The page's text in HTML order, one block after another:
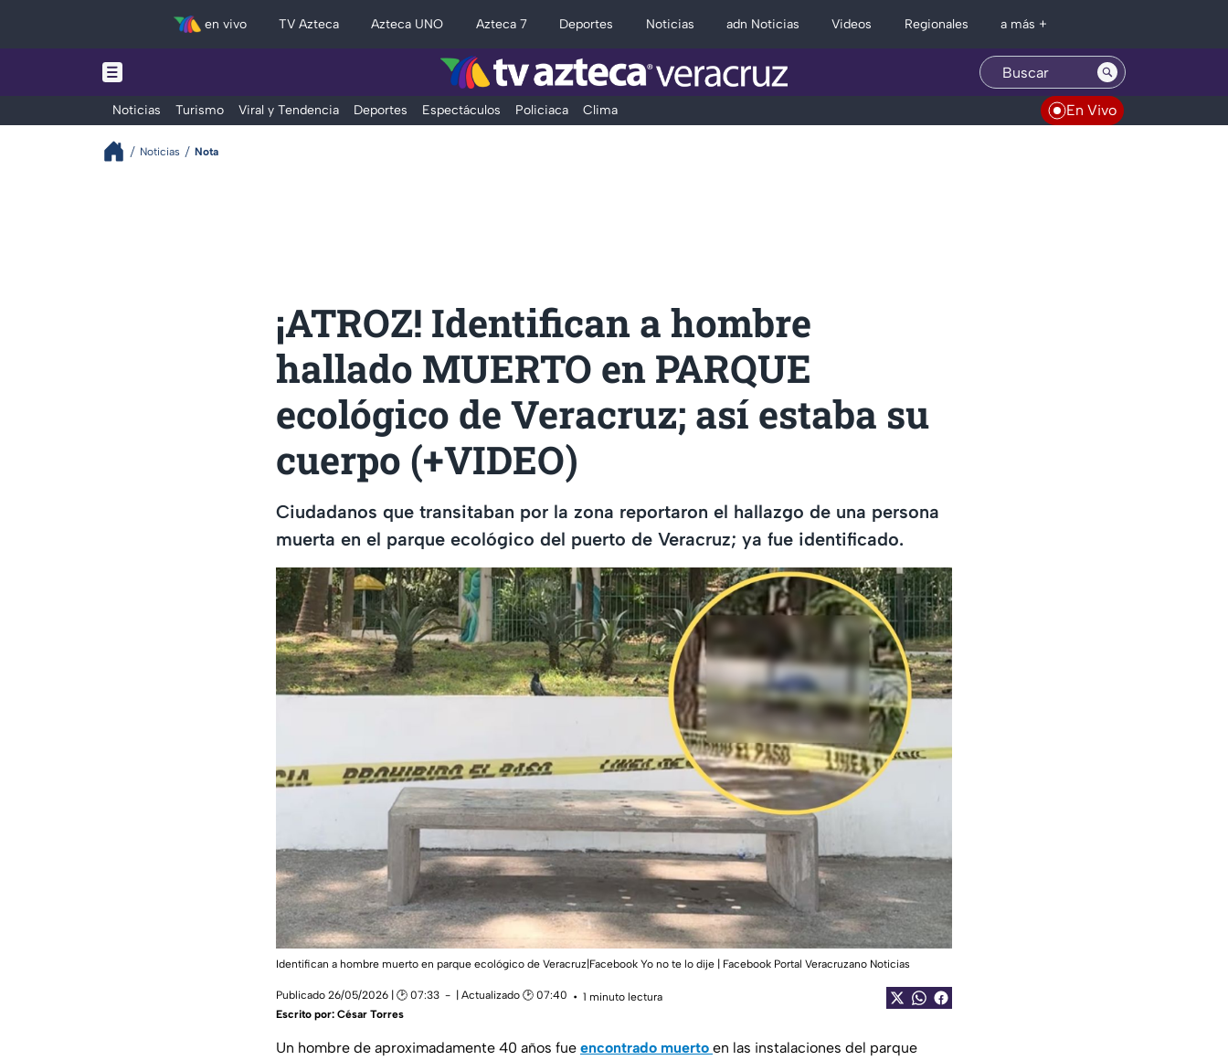
en vivo TV Azteca Azteca UNO Azteca 7 Deportes Noticias adn Noticias Videos Regionales a más +
Noticias Turismo Viral y Tendencia Deportes Espectáculos Policiaca Clima En Vivo
Noticias Nota
¡ATROZ! Identifican a hombre
hallado MUERTO en PARQUE
ecológico de Veracruz; así estaba su
cuerpo (+VIDEO)
Ciudadanos que transitaban por la zona reportaron el hallazgo de una persona
muerta en el parque ecológico del puerto de Veracruz; ya fue identificado.
Identifican a hombre muerto en parque ecológico de Veracruz|Facebook Yo no te lo dije | Facebook Portal Veracruzano Noticias
Publicado 26/05/2026 | 🕑 07:33 | Actualizado 🕑 07:40
1 minuto lectura
Escrito por: César Torres
Un hombre de aproximadamente 40 años fue encontrado muerto en las instalaciones del parque